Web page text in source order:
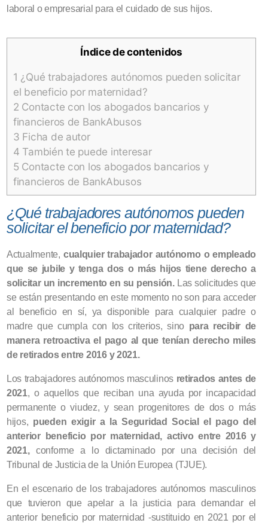
laboral o empresarial para el cuidado de sus hijos.
Índice de contenidos
1 ¿Qué trabajadores autónomos pueden solicitar
el beneficio por maternidad?
2 Contacte con los abogados bancarios y
financieros de BankAbusos
3 Ficha de autor
4 También te puede interesar
5 Contacte con los abogados bancarios y
financieros de BankAbusos
¿Qué trabajadores autónomos pueden
solicitar el beneficio por maternidad?
Actualmente, cualquier trabajador autónomo o empleado
que se jubile y tenga dos o más hijos tiene derecho a
solicitar un incremento en su pensión.Las solicitudes que
se están presentando en este momento no son para acceder
al beneficio en sí, ya disponible para cualquier padre o
madre que cumpla con los criterios, sino para recibir de
manera retroactiva el pago al que tenían derecho miles
de retirados entre 2016 y 2021.
Los trabajadores autónomos masculinos retirados antes de
2021, o aquellos que reciban una ayuda por incapacidad
permanente o viudez, y sean progenitores de dos o más
hijos, pueden exigir a la Seguridad Social el pago del
anterior beneficio por maternidad, activo entre 2016 y
2021,conforme a lo dictaminado por una decisión del
Tribunal de Justicia de la Unión Europea (TJUE).
En el escenario de los trabajadores autónomos masculinos
que tuvieron que apelar a la justicia para demandar el
anterior beneficio por maternidad -sustituido en 2021 por el